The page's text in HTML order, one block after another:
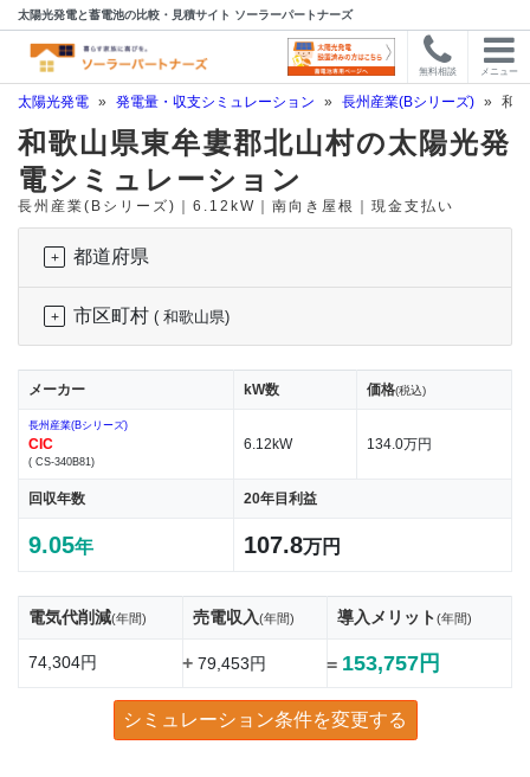
太陽光発電と蓄電池の比較・見積サイト ソーラーパートナーズ
無料相談 メニュー
太陽光発電 » 発電量・収支シミュレーション » 長州産業(Bシリーズ) » 和
和歌山県東牟婁郡北山村の太陽光発
電シミュレーション
長州産業(Bシリーズ)｜6.12kW｜南向き屋根｜現金支払い
都道府県
市区町村 ( 和歌山県)
メーカー kW数 価格(税込)
長州産業(Bシリーズ)
CIC
( CS-340B81)
6.12kW 134.0万円
回収年数 20年目利益
9.05年 107.8万円
電気代削減(年間) 売電収入(年間) 導入メリット(年間)
74,304円 +79,453円 = 153,757円
シミュレーション条件を変更する